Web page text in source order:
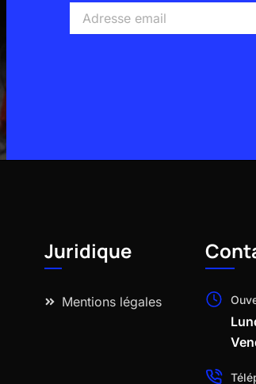
email
Juridique
Mentions légales